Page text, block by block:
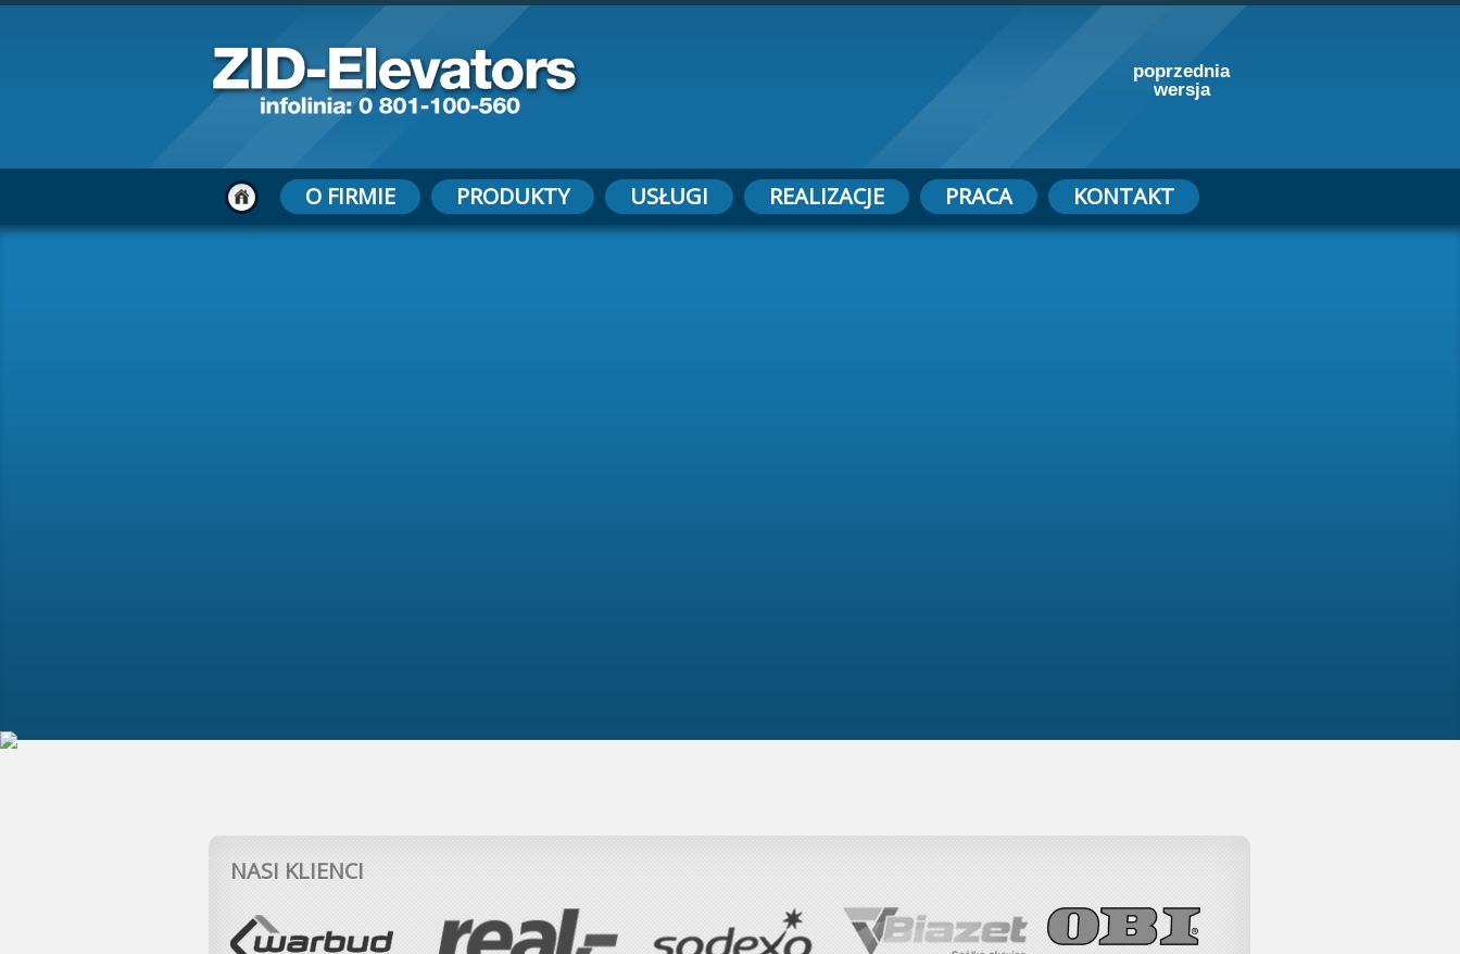
poprzednia
wersja
O FIRMIE PRODUKTY USŁUGI REALIZACJE PRACA KONTAKT
NASI KLIENCI